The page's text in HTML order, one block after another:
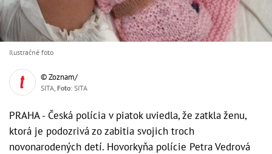
Ilustračné foto
© Zoznam/
SITA, Foto: SITA
PRAHA - Česká polícia v piatok uviedla, že zatkla ženu,
ktorá je podozrivá zo zabitia svojich troch
novonarodených detí. Hovorkyňa polície Petra Vedrová